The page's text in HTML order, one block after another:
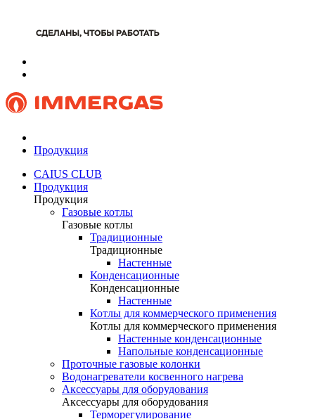
Продукция
CAIUS CLUB
Продукция
Продукция
Газовые котлы
Газовые котлы
Традиционные
Традиционные
Настенные
Конденсационные
Конденсационные
Настенные
Котлы для коммерческого применения
Котлы для коммерческого применения
Настенные конденсационные
Напольные конденсационные
Проточные газовые колонки
Водонагреватели косвенного нагрева
Аксессуары для оборудования
Аксессуары для оборудования
Терморегулирование